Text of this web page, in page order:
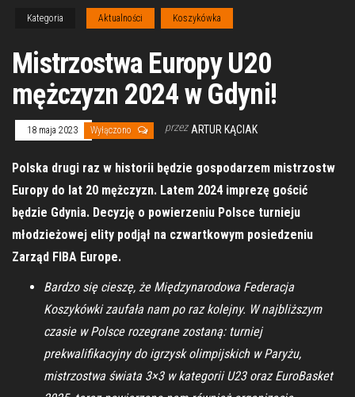
Kategoria Aktualności Koszykówka
Mistrzostwa Europy U20
mężczyzn 2024 w Gdyni!
18 maja 2023 Wyłączono przez ARTUR KĄCIAK
Polska drugi raz w historii będzie gospodarzem mistrzostw
Europy do lat 20 mężczyzn. Latem 2024 imprezę gościć
będzie Gdynia. Decyzję o powierzeniu Polsce turnieju
młodzieżowej elity podjął na czwartkowym posiedzeniu
Zarząd FIBA Europe.
Bardzo się cieszę, że Międzynarodowa Federacja
Koszykówki zaufała nam po raz kolejny. W najbliższym
czasie w Polsce rozegrane zostaną: turniej
prekwalifikacyjny do igrzysk olimpijskich w Paryżu,
mistrzostwa świata 3×3 w kategorii U23 oraz EuroBasket